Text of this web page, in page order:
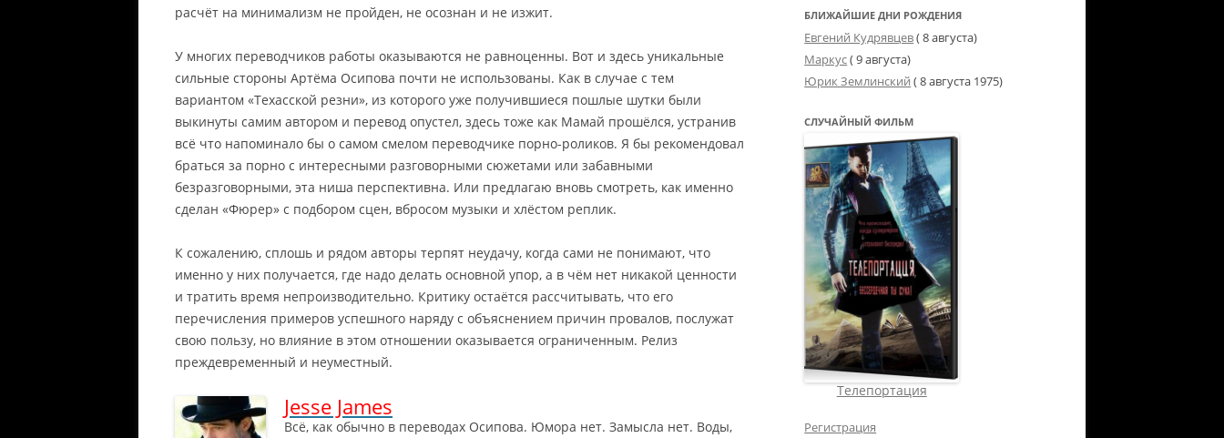
расчёт на минимализм не пройден, не осознан и не изжит.
У многих переводчиков работы оказываются не равноценны. Вот и здесь уникальные
сильные стороны Артёма Осипова почти не использованы. Как в случае с тем
вариантом «Техасской резни», из которого уже получившиеся пошлые шутки были
выкинуты самим автором и перевод опустел, здесь тоже как Мамай прошёлся, устранив
всё что напоминало бы о самом смелом переводчике порно-роликов. Я бы рекомендовал
браться за порно с интересными разговорными сюжетами или забавными
безразговорными, эта ниша перспективна. Или предлагаю вновь смотреть, как именно
сделан «Фюрер» с подбором сцен, вбросом музыки и хлёстом реплик.
К сожалению, сплошь и рядом авторы терпят неудачу, когда сами не понимают, что
именно у них получается, где надо делать основной упор, а в чём нет никакой ценности
и тратить время непроизводительно. Критику остаётся рассчитывать, что его
перечисления примеров успешного наряду с объяснением причин провалов, послужат
свою пользу, но влияние в этом отношении оказывается ограниченным. Релиз
преждевременный и неуместный.
Jesse James
Всё, как обычно в переводах Осипова. Юмора нет. Замысла нет. Воды,
БЛИЖАЙШИЕ ДНИ РОЖДЕНИЯ
Евгений Кудрявцев( 8 августа)
Маркус( 9 августа)
Юрик Землинский (8 августа 1975)
СЛУЧАЙНЫЙ ФИЛЬМ
Телепортация
Регистрация